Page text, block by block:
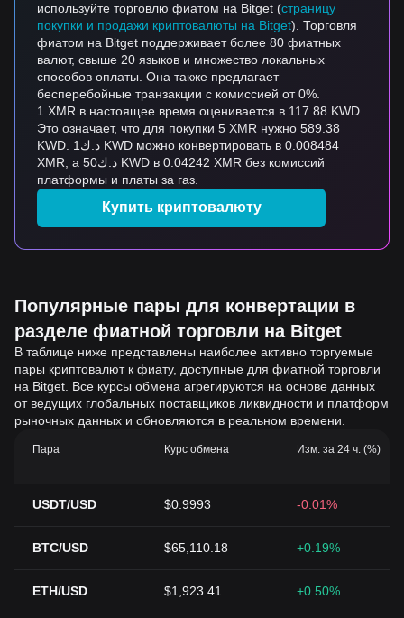
используйте торговлю фиатом на Bitget (страницу
покупки и продажи криптовалюты на Bitget). Торговля
фиатом на Bitget поддерживает более 80 фиатных
валют, свыше 20 языков и множество локальных
способов оплаты. Она также предлагает
бесперебойные транзакции с комиссией от 0%.
1 XMR в настоящее время оценивается в 117.88 KWD.
Это означает, что для покупки 5 XMR нужно 589.38
KWD. د.ك1 KWD можно конвертировать в 0.008484
XMR, а د.ك50 KWD в 0.04242 XMR без комиссий
платформы и платы за газ.
Купить криптовалюту
Популярные пары для конвертации в
разделе фиатной торговли на Bitget
В таблице ниже представлены наиболее активно торгуемые
пары криптовалют к фиату, доступные для фиатной торговли
на Bitget. Все курсы обмена агрегируются на основе данных
от ведущих глобальных поставщиков ликвидности и платформ
рыночных данных и обновляются в реальном времени.
Пара Курс обмена Изм. за 24 ч. (%)
USDT/USD $0.9993 -0.01%
BTC/USD $65,110.18 +0.19%
ETH/USD $1,923.41 +0.50%